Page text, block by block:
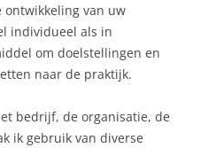
ontwikkeling van uw
individueel als in
om doelstellingen en
naar de praktijk.
bedrijf, de organisatie, de
ik gebruik van diverse